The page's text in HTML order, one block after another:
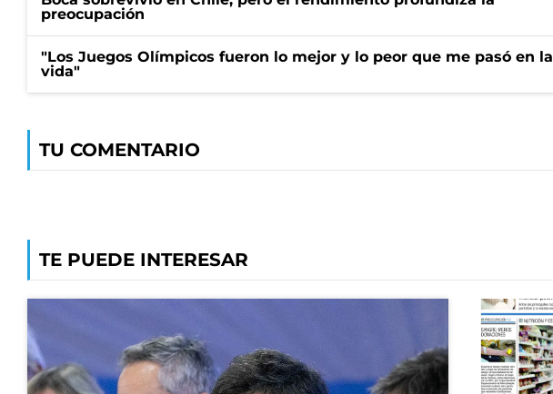
preocupación
"Los Juegos Olímpicos fueron lo mejor y lo peor que me pasó en la
vida"
TU COMENTARIO
TE PUEDE INTERESAR